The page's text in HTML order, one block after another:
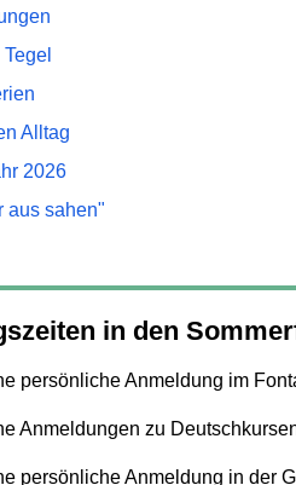
Alltag
2026
aus sahen"
in den
persönliche Anmeldung im
Anmeldungen zu
persönliche Anmeldung in der